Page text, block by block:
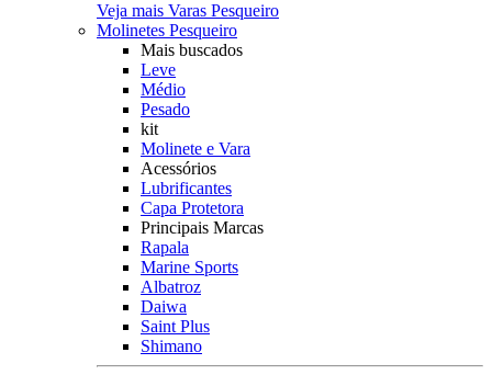
Veja mais Varas Pesqueiro
Molinetes Pesqueiro
Mais buscados
Leve
Médio
Pesado
kit
Molinete e Vara
Acessórios
Lubrificantes
Capa Protetora
Principais Marcas
Rapala
Marine Sports
Albatroz
Daiwa
Saint Plus
Shimano